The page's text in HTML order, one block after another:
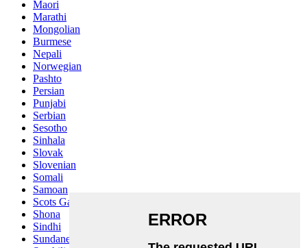
Maori
Marathi
Mongolian
Burmese
Nepali
Norwegian
Pashto
Persian
Punjabi
Serbian
Sesotho
Sinhala
Slovak
Slovenian
Somali
Samoan
Scots Gaelic
Shona
Sindhi
Sundanese